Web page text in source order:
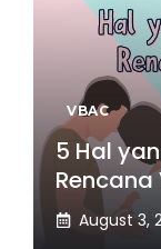
VBAC
5 Hal
Rencana
August 3,